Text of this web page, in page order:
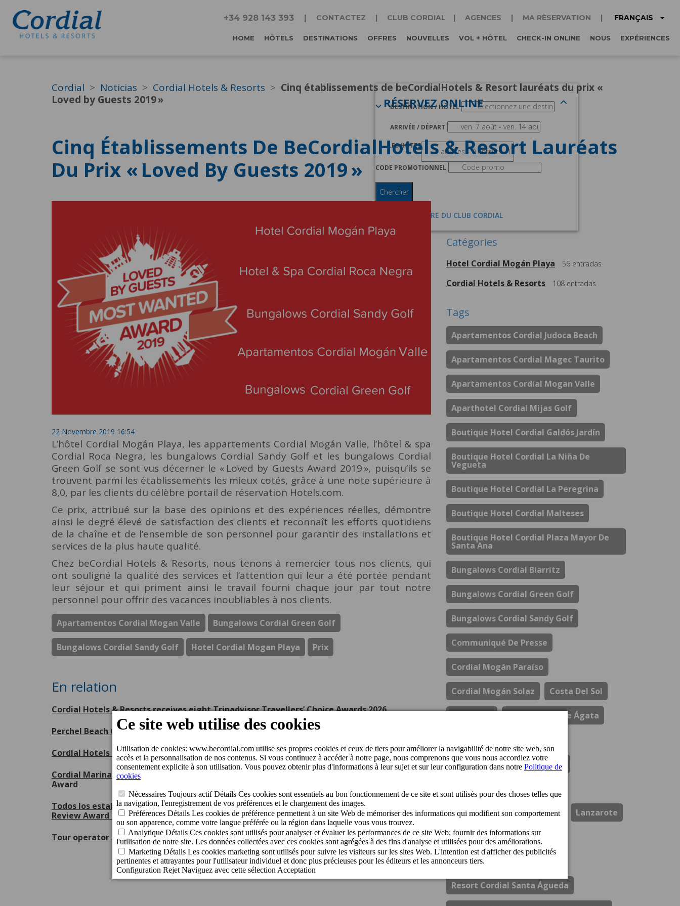
+34 928 143 393 CONTACTEZ CLUB CORDIAL AGENCES MA RÈSERVATION FRANÇAIS
HOME HÔTELS DESTINATIONS OFFRES NOUVELLES VOL + HÔTEL CHECK-IN ONLINE NOUS EXPÉRIENCES
RÉSERVEZ ONLINE
DESTINATION / HÔTEL
ARRIVÉE / DÉPART
LES HÔTES
CODE PROMOTIONNEL
Chercher
JE SUIS MEMBRE DU CLUB CORDIAL
Cordial Noticias Cordial Hotels & Resorts
Cinq établissements de beCordialHotels & Resort lauréats du prix «
Loved by Guests 2019 »
Cinq Établissements De BeCordialHotels & Resort Lauréats
Du Prix « Loved By Guests 2019 »
22 Novembre 2019 16:54
L’hôtel Cordial Mogán Playa, les appartements Cordial Mogán Valle, l’hôtel & spa
Cordial Roca Negra, les bungalows Cordial Sandy Golf et les bungalows Cordial
Green Golf se sont vus décerner le « Loved by Guests Award 2019 », puisqu’ils se
trouvent parmi les établissements les mieux cotés, grâce à une note supérieure à
8,0, par les clients du célèbre portail de réservation Hotels.com.
Ce prix, attribué sur la base des opinions et des expériences réelles, démontre
ainsi le degré élevé de satisfaction des clients et reconnaît les efforts quotidiens
de la chaîne et de l’ensemble de son personnel pour garantir des installations et
services de la plus haute qualité.
Chez beCordial Hotels & Resorts, nous tenons à remercier tous nos clients, qui
ont souligné la qualité des services et l’attention qui leur a été portée pendant
leur séjour et qui priment ainsi le travail fourni chaque jour par tout notre
personnel pour offrir des vacances inoubliables à nos clients.
Apartamentos Cordial Mogan Valle Bungalows Cordial Green Golf
Bungalows Cordial Sandy Golf Hotel Cordial Mogan Playa Prix
En relation
Cordial Hotels & Resorts receives eight Tripadvisor Travellers’ Choice Awards 2026
Perchel Beach Club, escenario inaugural de Gran Canaria Swim Week 2026
Cordial Hotels & Resorts, orgulloso patrocinador del CV Guaguas
Cordial Marina Blanca Hotel and Cordial Mogán Playa Hotel receive the Jet2holidays Quality
Award
Todos los establecimientos de Cordial Hotels & Resorts han sido premiados con el Traveller
Review Award 2026 de Booking.com
Tour operator Apollo recognises the excellence of Cordial Hotels & Resorts
Plus de
Catégories
Hotel Cordial Mogán Playa 56 entradas
Cordial Hotels & Resorts 108 entradas
Tags
Apartamentos Cordial Judoca Beach
Apartamentos Cordial Magec Taurito
Apartamentos Cordial Mogan Valle
Aparthotel Cordial Mijas Golf
Boutique Hotel Cordial Galdós Jardín
Boutique Hotel Cordial La Niña De
Vegueta
Boutique Hotel Cordial La Peregrina
Boutique Hotel Cordial Malteses
Boutique Hotel Cordial Plaza Mayor De
Santa Ana
Bungalows Cordial Biarritz
Bungalows Cordial Green Golf
Bungalows Cordial Sandy Golf
Communiqué De Presse
Cordial Mogán Paraíso
Cordial Mogán Solaz Costa Del Sol
El Refectorio De Ágata
Hotel Cordial Marina Blanca
Hotel Cordial Mogan Playa
Hotel Cordial Vista Acuario Lanzarote
Los Guayres Ouvertures
Perchel Beach Club
Resort Cordial Santa Águeda